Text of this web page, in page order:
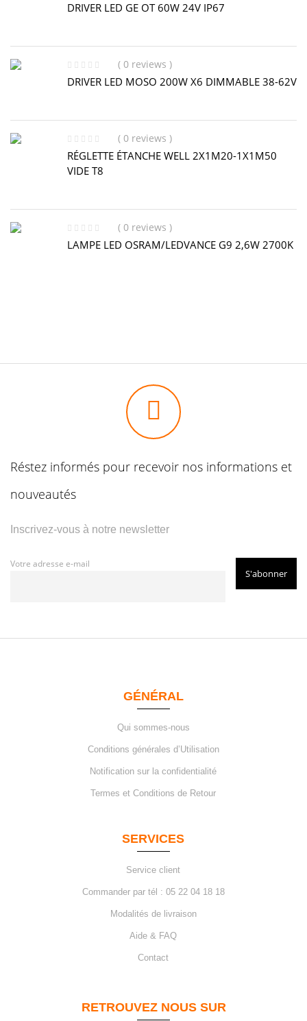
DRIVER LED GE OT 60W 24V IP67
( 0 reviews )
DRIVER LED MOSO 200W X6 DIMMABLE 38-62V
( 0 reviews )
RÉGLETTE ÉTANCHE WELL 2X1M20-1X1M50
VIDE T8
( 0 reviews )
LAMPE LED OSRAM/LEDVANCE G9 2,6W 2700K
Réstez informés pour recevoir nos informations et
nouveautés
Inscrivez-vous à notre newsletter
Votre adresse e-mail
GÉNÉRAL
Qui sommes-nous
Conditions générales d’Utilisation
Notification sur la confidentialité
Termes et Conditions de Retour
SERVICES
Service client
Commander par tél : 05 22 04 18 18
Modalités de livraison
Aide & FAQ
Contact
RETROUVEZ NOUS SUR